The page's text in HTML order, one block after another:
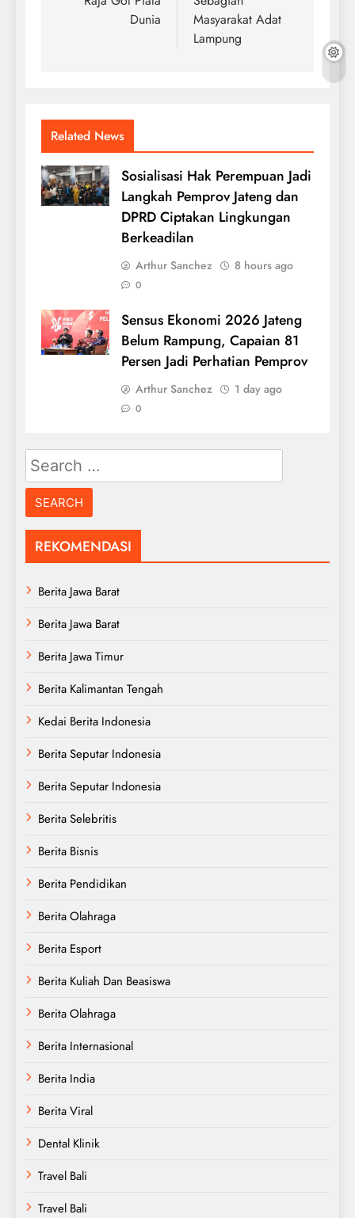
Dunia
Masyarakat Adat
Lampung
Related News
Sosialisasi Hak Perempuan Jadi
Langkah Pemprov Jateng dan
DPRD Ciptakan Lingkungan
Berkeadilan
Arthur Sanchez 8 hours ago
0
Sensus Ekonomi 2026 Jateng
Belum Rampung, Capaian 81
Persen Jadi Perhatian Pemprov
Arthur Sanchez 1 day ago
0
Search
for:
REKOMENDASI
Berita Jawa Barat
Berita Jawa Barat
Berita Jawa Timur
Berita Kalimantan Tengah
Kedai Berita Indonesia
Berita Seputar Indonesia
Berita Seputar Indonesia
Berita Selebritis
Berita Bisnis
Berita Pendidikan
Berita Olahraga
Berita Esport
Berita Kuliah Dan Beasiswa
Berita Olahraga
Berita Internasional
Berita India
Berita Viral
Dental Klinik
Travel Bali
Travel Bali